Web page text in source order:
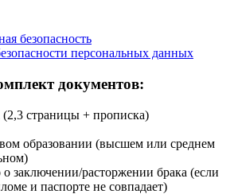
безопасность
персональных данных
документов:
(2,3 страницы + прописка)
образовании (высшем или среднем
о заключении/расторжении брака (если
и паспорте не совпадает)